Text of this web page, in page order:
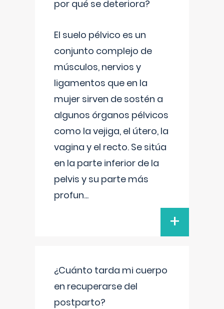
por qué se deteriora?
El suelo pélvico es un
conjunto complejo de
músculos, nervios y
ligamentos que en la
mujer sirven de sostén a
algunos órganos pélvicos
como la vejiga, el útero, la
vagina y el recto. Se sitúa
en la parte inferior de la
pelvis y su parte más
profun...
+
¿Cuánto tarda mi cuerpo
en recuperarse del
postparto?